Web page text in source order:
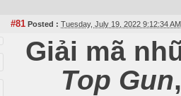
#81 Posted : Tuesday, July 19, 2022 9:12:34
Giải mã
Top Gun